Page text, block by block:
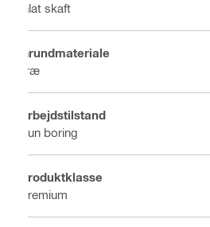
Glat skaft
Grundmateriale
Træ
Arbejdstilstand
Kun boring
Produktklasse
Premium